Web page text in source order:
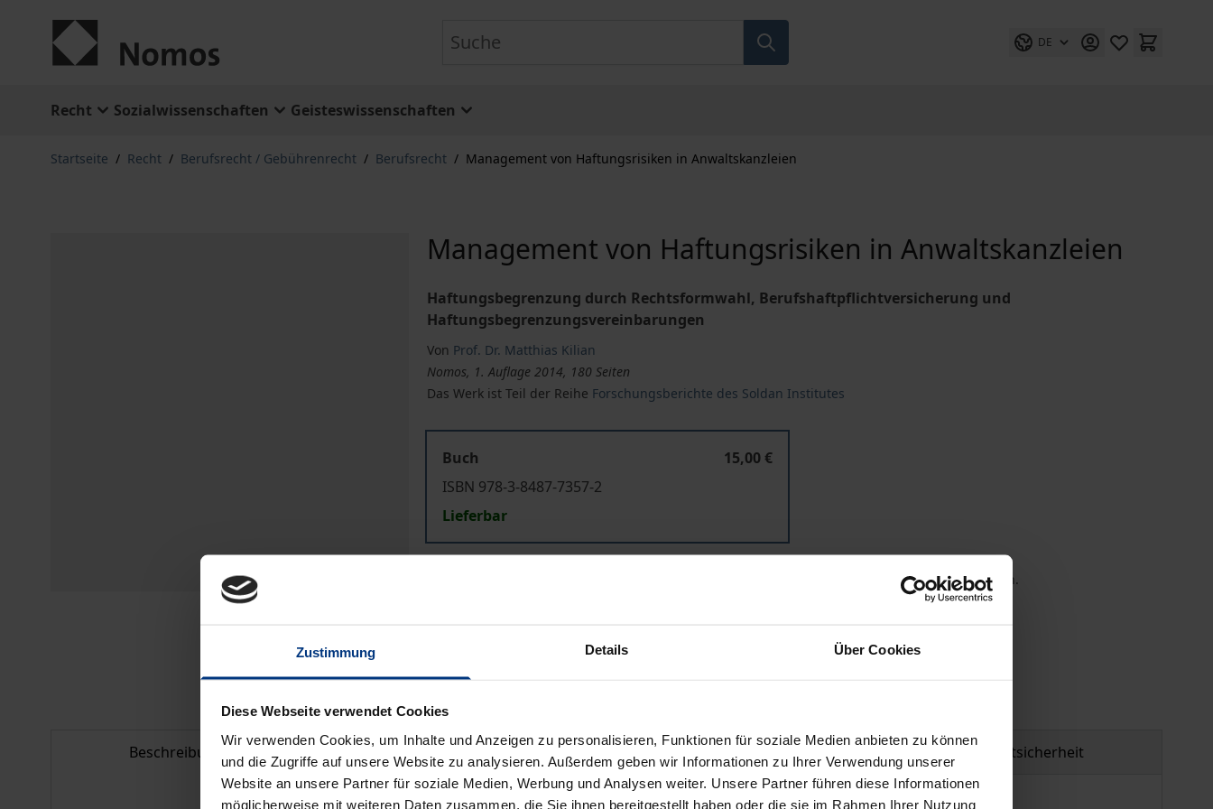
Zustimmung Details Über Cookies
Diese Webseite verwendet Cookies
Wir verwenden Cookies, um Inhalte und Anzeigen zu personalisieren, Funktionen für soziale Medien anbieten zu können
und die Zugriffe auf unsere Website zu analysieren. Außerdem geben wir Informationen zu Ihrer Verwendung unserer
Website an unsere Partner für soziale Medien, Werbung und Analysen weiter. Unsere Partner führen diese Informationen
möglicherweise mit weiteren Daten zusammen, die Sie ihnen bereitgestellt haben oder die sie im Rahmen Ihrer Nutzung
DE
Recht Sozialwissenschaften Geisteswissenschaften
Startseite / Recht / Berufsrecht / Gebührenrecht / Berufsrecht / Management von Haftungsrisiken in Anwaltskanzleien
Management von Haftungsrisiken in Anwaltskanzleien
Haftungsbegrenzung durch Rechtsformwahl, Berufshaftpflichtversicherung und
Haftungsbegrenzungsvereinbarungen
Von Prof. Dr. Matthias Kilian
Nomos, 1. Auflage 2014, 180 Seiten
Das Werk ist Teil der Reihe Forschungsberichte des Soldan Institutes
Buch
15,00 €
ISBN 978-3-8487-7357-2
Lieferbar
Preisangaben inkl. MwSt. Abhängig von der Lieferadresse kann die MwSt. an der Kasse variieren.
Beschreibung Bibliografische Angaben Zusatzmaterial Produktsicherheit